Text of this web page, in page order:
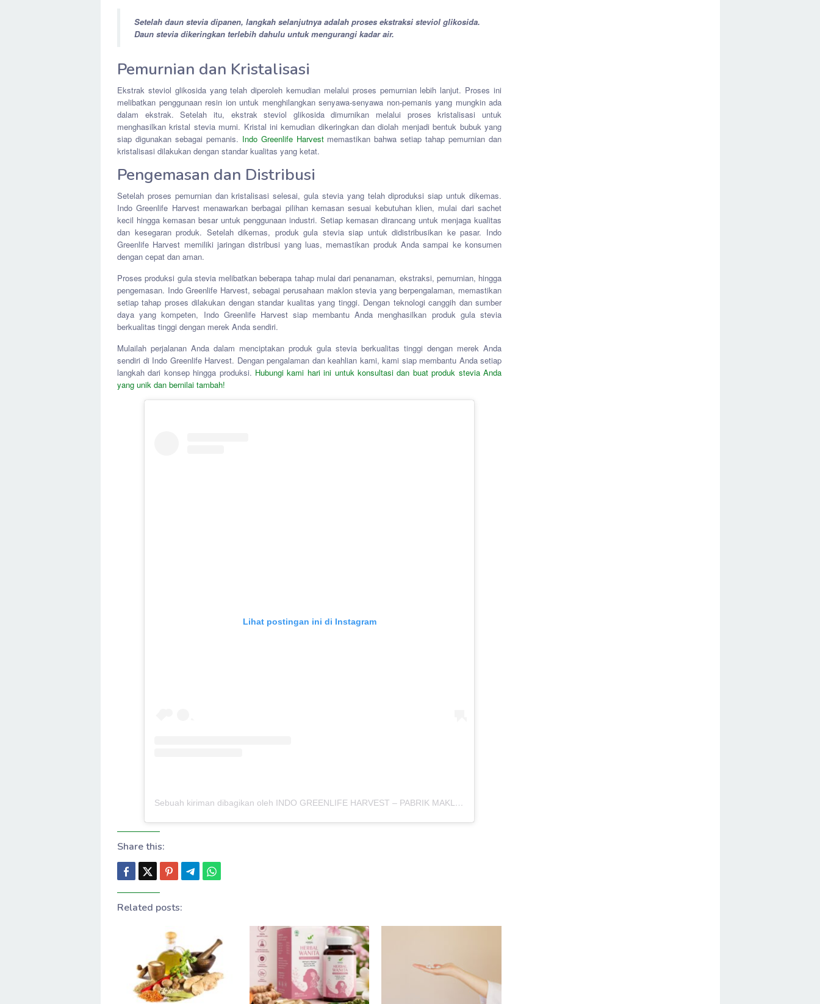
Setelah daun stevia dipanen, langkah selanjutnya adalah proses ekstraksi steviol glikosida.
Daun stevia dikeringkan terlebih dahulu untuk mengurangi kadar air.
Pemurnian dan Kristalisasi
Ekstrak steviol glikosida yang telah diperoleh kemudian melalui proses pemurnian lebih lanjut. Proses ini
melibatkan penggunaan resin ion untuk menghilangkan senyawa-senyawa non-pemanis yang mungkin ada
dalam ekstrak. Setelah itu, ekstrak steviol glikosida dimurnikan melalui proses kristalisasi untuk
menghasilkan kristal stevia murni. Kristal ini kemudian dikeringkan dan diolah menjadi bentuk bubuk yang
siap digunakan sebagai pemanis. Indo Greenlife Harvestmemastikan bahwa setiap tahap pemurnian dan
kristalisasi dilakukan dengan standar kualitas yang ketat.
Pengemasan dan Distribusi
Setelah proses pemurnian dan kristalisasi selesai, gula stevia yang telah diproduksi siap untuk dikemas.
Indo Greenlife Harvest menawarkan berbagai pilihan kemasan sesuai kebutuhan klien, mulai dari sachet
kecil hingga kemasan besar untuk penggunaan industri. Setiap kemasan dirancang untuk menjaga kualitas
dan kesegaran produk. Setelah dikemas, produk gula stevia siap untuk didistribusikan ke pasar. Indo
Greenlife Harvest memiliki jaringan distribusi yang luas, memastikan produk Anda sampai ke konsumen
dengan cepat dan aman.
Proses produksi gula stevia melibatkan beberapa tahap mulai dari penanaman, ekstraksi, pemurnian, hingga
pengemasan. Indo Greenlife Harvest, sebagai perusahaan maklon stevia yang berpengalaman, memastikan
setiap tahap proses dilakukan dengan standar kualitas yang tinggi. Dengan teknologi canggih dan sumber
daya yang kompeten, Indo Greenlife Harvest siap membantu Anda menghasilkan produk gula stevia
berkualitas tinggi dengan merek Anda sendiri.
Mulailah perjalanan Anda dalam menciptakan produk gula stevia berkualitas tinggi dengan merek Anda
sendiri di Indo Greenlife Harvest. Dengan pengalaman dan keahlian kami, kami siap membantu Anda setiap
langkah dari konsep hingga produksi. Hubungi kami hari ini untuk konsultasi dan buat produk stevia Anda
yang unik dan bernilai tambah!
Lihat postingan ini di Instagram
Sebuah kiriman dibagikan oleh INDO GREENLIFE HARVEST – PABRIK MAKLON (@indogreenlifeharvest)
Share this:
Related posts: